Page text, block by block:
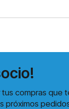
tus compras que
próximos